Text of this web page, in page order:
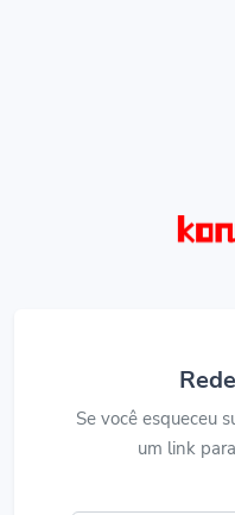
Se você esqueceu
um link